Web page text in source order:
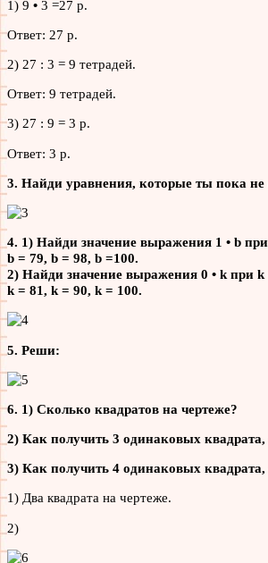
1) 9 • 3 =27 р.
Ответ: 27 р.
2) 27 : 3 = 9 тетрадей.
Ответ: 9 тетрадей.
3) 27 : 9 = 3 р.
Ответ: 3 р.
3. Найди уравнения, которые ты пока
4. 1) Найди значение выражения 1 • b
b = 79, b = 98, b =100.
2) Найди значение выражения 0 • k при k
k = 81, k = 90, k = 100.
5. Реши:
6. 1) Сколько квадратов на чертеже?
2) Как получить 3 одинаковых
3) Как получить 4 одинаковых квадрата,
1) Два квадрата на чертеже.
2)